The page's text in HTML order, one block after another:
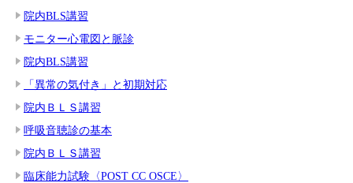
院内BLS講習
モニター心電図と脈診
院内BLS講習
「異常の気付き」と初期対応
院内ＢＬＳ講習
呼吸音聴診の基本
院内ＢＬＳ講習
臨床能力試験〈POST CC OSCE〉